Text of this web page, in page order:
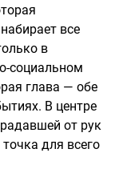
все
в
социальном
глава — обе
В центре
от рук
для всего